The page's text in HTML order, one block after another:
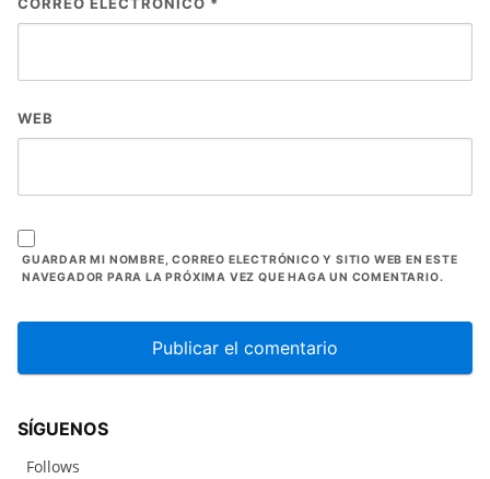
WEB
GUARDAR MI NOMBRE, CORREO ELECTRÓNICO Y SITIO WEB EN ESTE
NAVEGADOR PARA LA PRÓXIMA VEZ QUE HAGA UN COMENTARIO.
SÍGUENOS
Follows